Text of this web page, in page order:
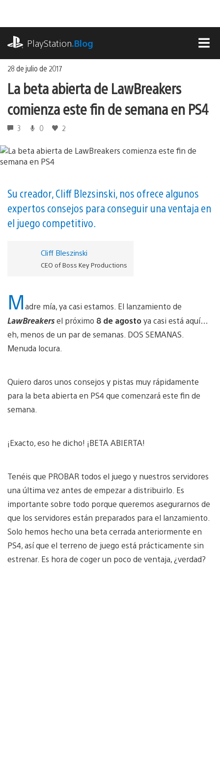
contenido
PlayStation.Blog
28 de julio de 2017
La beta abierta de LawBreakers
comienza este fin de semana en PS4
3 0 2
Su creador, Cliff Blezsinski, nos ofrece algunos
expertos consejos para conseguir una ventaja en
el juego competitivo.
Cliff Bleszinski
CEO of Boss Key Productions
Madre mía, ya casi estamos. El lanzamiento de
LawBreakersel próximo 8 de agostoya casi está aquí…
eh, menos de un par de semanas. DOS SEMANAS.
Menuda locura.
Quiero daros unos consejos y pistas muy rápidamente
para la beta abierta en PS4 que comenzará este fin de
semana.
¡Exacto, eso he dicho! ¡BETA ABIERTA!
Tenéis que PROBAR todos el juego y nuestros servidores
una última vez antes de empezar a distribuirlo. Es
importante sobre todo porque queremos asegurarnos de
que los servidores están preparados para el lanzamiento.
Solo hemos hecho una beta cerrada anteriormente en
PS4, así que el terreno de juego está prácticamente sin
estrenar. Es hora de coger un poco de ventaja, ¿verdad?